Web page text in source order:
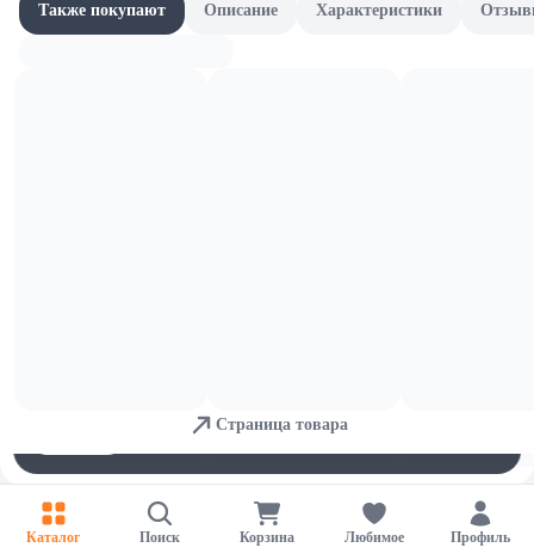
Каталог Поиск Корзина Любимое Профиль
Отказаться Настройки
Также покупают Описание Характеристики
Страница товара